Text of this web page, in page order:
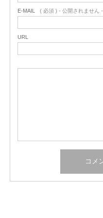
E-MAIL ( 必須 ) - 公開されません -
URL